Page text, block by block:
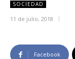
SOCIEDAD
11 de julio, 2018
Facebook